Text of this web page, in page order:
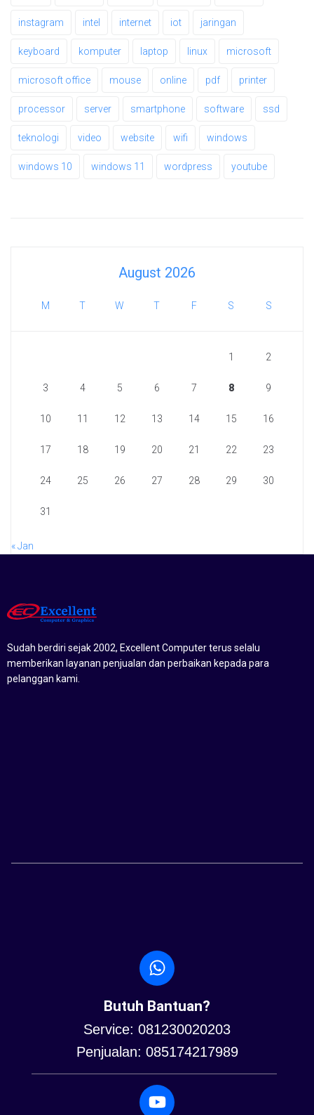
instagram intel internet iot jaringan
keyboard komputer laptop linux microsoft
microsoft office mouse online pdf printer
processor server smartphone software ssd
teknologi video website wifi windows
windows 10 windows 11 wordpress youtube
August 2026
M T W T F S S
1 2
3 4 5 6 7 8 9
10 11 12 13 14 15 16
17 18 19 20 21 22 23
24 25 26 27 28 29 30
31
« Jan
Sudah berdiri sejak 2002, Excellent Computer terus selalu
memberikan layanan penjualan dan perbaikan kepada para
pelanggan kami.
Butuh Bantuan?
Service: 081230020203
Penjualan: 085174217989